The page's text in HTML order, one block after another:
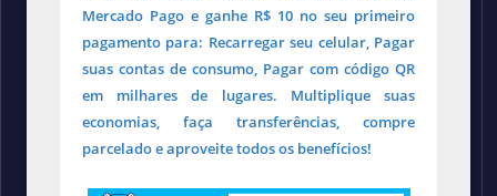
Mercado Pago e ganhe R$ 10 no seu primeiro
pagamento para: Recarregar seu celular, Pagar
suas contas de consumo, Pagar com código QR
em milhares de lugares. Multiplique suas
economias, faça transferências, compre
parcelado e aproveite todos os benefícios!